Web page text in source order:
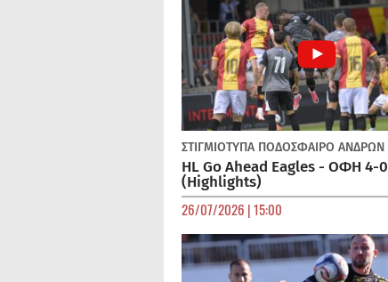
ΣΤΙΓΜΙΟΤΥΠΑ ΠΟΔΌΣΦΑΙΡΟ ΑΝΔΡΏΝ
HL Go Ahead Eagles - ΟΦΗ 4-0
(Highlights)
26/07/2026 | 15:00